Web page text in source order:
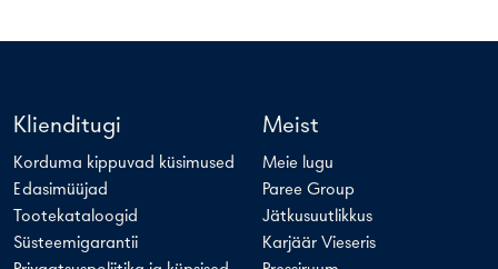
Klienditugi
Korduma kippuvad küsimused
Edasimüüjad
Tootekataloogid
Süsteemigarantii
Meist
Meie lugu
Paree Group
Jätkusuutlikkus
Karjäär Vieseris